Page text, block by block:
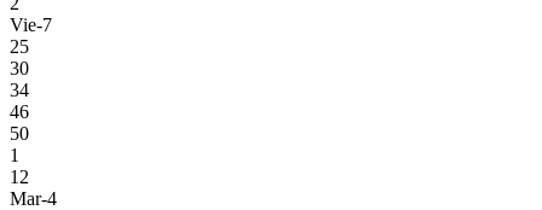
Vie-7
25
30
34
46
50
1
12
Mar-4